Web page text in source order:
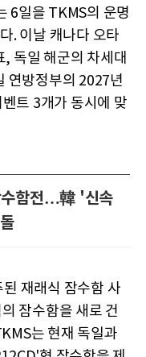
6일을 TKMS의 운명
. 이날 캐나다 오타
독일 해군의 차세대
연방정부의 2027년
트 3개가 동시에 맞
수함전…韓 '신속
재래식 잠수함 사
잠수함을 새로 건
는 현재 독일과